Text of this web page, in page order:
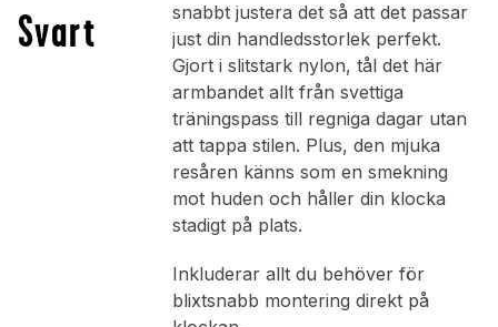
Svart
snabbt justera det så att det passar
just din handledsstorlek perfekt.
Gjort i slitstark nylon, tål det här
armbandet allt från svettiga
träningspass till regniga dagar utan
att tappa stilen. Plus, den mjuka
resåren känns som en smekning
mot huden och håller din klocka
stadigt på plats.
Inkluderar allt du behöver för
blixtsnabb montering direkt på